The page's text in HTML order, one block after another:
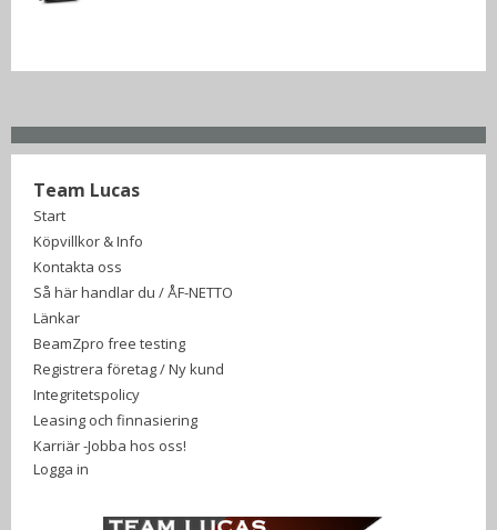
Team Lucas
Start
Köpvillkor & Info
Kontakta oss
Så här handlar du / ÅF-NETTO
Länkar
BeamZpro free testing
Registrera företag / Ny kund
Integritetspolicy
Leasing och finnasiering
Karriär -Jobba hos oss!
Logga in